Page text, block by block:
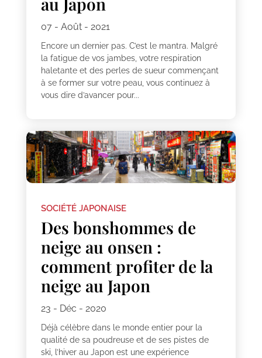
07 - Août - 2021
Encore un dernier pas. C’est le mantra. Malgré
la fatigue de vos jambes, votre respiration
haletante et des perles de sueur commençant
à se former sur votre peau, vous continuez à
vous dire d’avancer pour...
SOCIÉTÉ JAPONAISE
Des bonshommes de
neige au onsen :
comment profiter de la
neige au Japon
23 - Déc - 2020
Déjà célèbre dans le monde entier pour la
qualité de sa poudreuse et de ses pistes de
ski, l’hiver au Japon est une expérience